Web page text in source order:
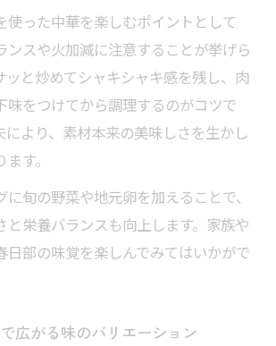
使った中華を楽しむポイントとして
ンスや火加減に注意することが挙げら
ッと炒めてシャキシャキ感を残し、肉
味をつけてから調理するのがコツで
により、素材本来の美味しさを生かし
す。
に旬の野菜や地元卵を加えることで、
と栄養バランスも向上します。家族や
日部の味覚を楽しんでみてはいかがで
広がる味のバリエーション